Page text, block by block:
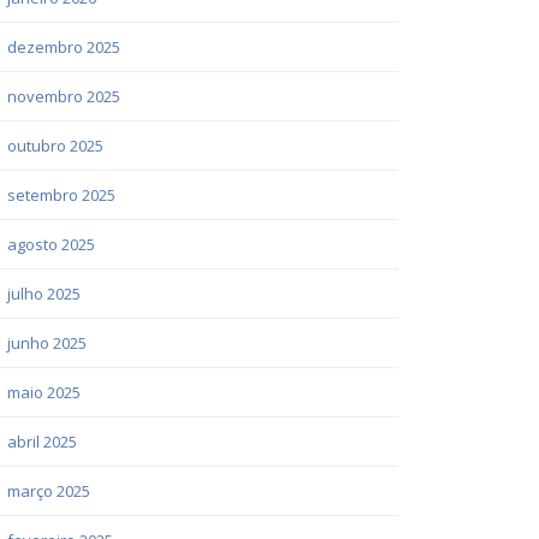
dezembro 2025
novembro 2025
outubro 2025
setembro 2025
agosto 2025
julho 2025
junho 2025
maio 2025
abril 2025
março 2025